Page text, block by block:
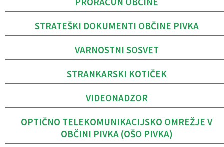
STRATEŠKI DOKUMENTI OBČINE PIVKA
VARNOSTNI SOSVET
STRANKARSKI KOTIČEK
VIDEONADZOR
OPTIČNO TELEKOMUNIKACIJSKO OMREŽJE V
OBČINI PIVKA (OŠO PIVKA)